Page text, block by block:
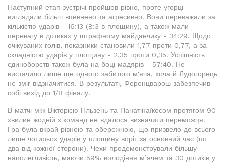
Наступний етап зустрічі пройшов рівно, проте угорці
виглядали більш впевнено та агресивно. Вони переважали за
кількістю ударів - 16:13 (8:3 в площину), а також мали
перевагу в дотиках у штрафному майданчику - 34:29. Щодо
очікуваних голів, показники становили 1,77 проти 0,77, а за
складністю ударів у площину - 2,35 проти 0,35. Успішність
єдиноборств також була на боці мадярів - 57:40. Не
вистачило лише ще одного забитого м'яча, хоча й Лудогорець
не зміг відзначитися. В результаті, Ференцварош забезпечив
собі вихід до 1/8 фіналу.
В матчі між Вікторією Пльзень та Панатінаїкосом протягом 90
хвилин жодній з команд не вдалося визначити переможця.
Гра була вкрай рівною та обережною, що призвело до всього
лише чотирьох ударів у площину воріт за основний час (по
два від кожної сторони). Чехи продемонстрували більшу
наполегливість, маючи 59% володіння м’ячем та 30 дотиків у